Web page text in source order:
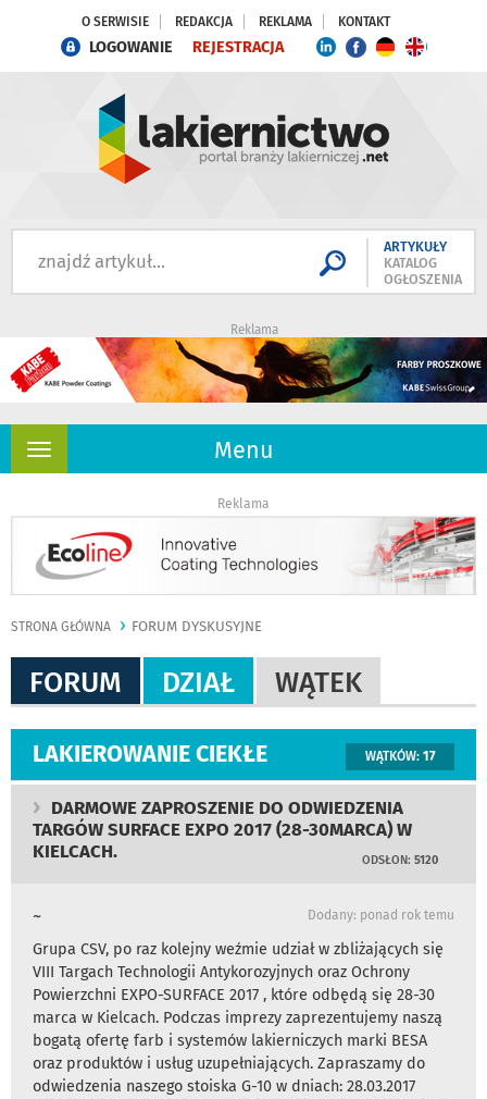
O SERWISIE REDAKCJA REKLAMA KONTAKT
LOGOWANIE REJESTRACJA
ARTYKUŁY
KATALOG
OGŁOSZENIA
Reklama
Menu
Rozwiń
Reklama
STRONA GŁÓWNA FORUM DYSKUSYJNE
FORUM DZIAŁ WĄTEK
LAKIEROWANIE CIEKŁE WĄTKÓW: 17
DARMOWE ZAPROSZENIE DO ODWIEDZENIA
TARGÓW SURFACE EXPO 2017 (28-30MARCA) W
KIELCACH.
ODSŁON: 5120
~ Dodany: ponad rok temu
Grupa CSV, po raz kolejny weźmie udział w zbliżających się
VIII Targach Technologii Antykorozyjnych oraz Ochrony
Powierzchni EXPO-SURFACE 2017 , które odbędą się 28-30
marca w Kielcach. Podczas imprezy zaprezentujemy naszą
bogatą ofertę farb i systemów lakierniczych marki BESA
oraz produktów i usług uzupełniających. Zapraszamy do
odwiedzenia naszego stoiska G-10 w dniach: 28.03.2017